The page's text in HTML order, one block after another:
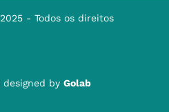
- Todos os direitos
designed by Golab